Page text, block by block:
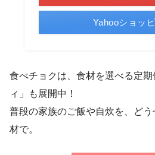
Yahooショッ
食べチョクは、食材を選べる定期
ィ」も展開中！
普段の家族のご飯や自炊を、ど
材で。